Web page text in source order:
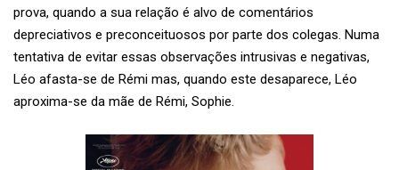
prova, quando a sua relação é alvo de comentários
depreciativos e preconceituosos por parte dos colegas. Numa
tentativa de evitar essas observações intrusivas e negativas,
Léo afasta-se de Rémi mas, quando este desaparece, Léo
aproxima-se da mãe de Rémi, Sophie.